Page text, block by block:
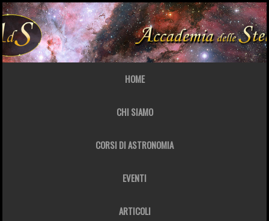
HOME
CHI SIAMO
CORSI DI ASTRONOMIA
EVENTI
ARTICOLI